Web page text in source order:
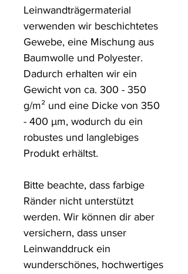
Leinwandträgermaterial
verwenden wir beschichtetes
Gewebe, eine Mischung aus
Baumwolle und Polyester.
Dadurch erhalten wir ein
Gewicht von ca. 300 - 350
g/m² und eine Dicke von 350
- 400 µm, wodurch du ein
robustes und langlebiges
Produkt erhältst.
Bitte beachte, dass farbige
Ränder nicht unterstützt
werden. Wir können dir aber
versichern, dass unser
Leinwanddruck ein
wunderschönes, hochwertiges